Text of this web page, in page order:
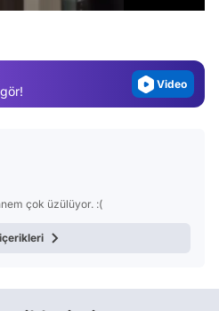
Gündem
Video
Test
çok üzülüyor. :(